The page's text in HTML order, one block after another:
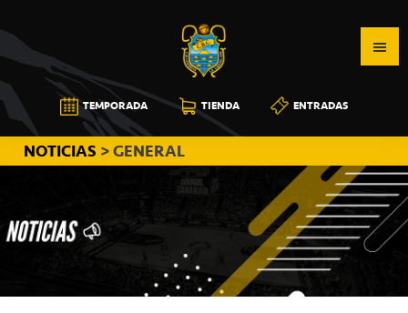
a
la
navegación
principal
al
contenido
principal
a
la
barra
lateral
principal
CB
CANARIAS
TEMPORADA TIENDA ENTRADAS
NOTICIAS > GENERAL